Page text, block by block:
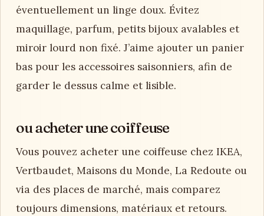
éventuellement un linge doux. Évitez
maquillage, parfum, petits bijoux avalables et
miroir lourd non fixé. J’aime ajouter un panier
bas pour les accessoires saisonniers, afin de
garder le dessus calme et lisible.
ou acheter une coiffeuse
Vous pouvez acheter une coiffeuse chez IKEA,
Vertbaudet, Maisons du Monde, La Redoute ou
via des places de marché, mais comparez
toujours dimensions, matériaux et retours.